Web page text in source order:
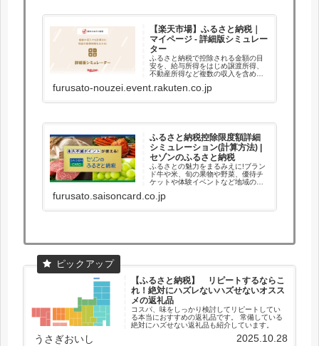
【楽天市場】ふるさと納税｜
マイページ - 詳細版シミュレー
ター
ふるさと納税で控除される金額の目
安を、給与所得をはじめ譲渡所得、
不動産所得など複数の収入を含めて
療費控除、住宅ローン控除など含め
furusato-nouzei.event.rakuten.co.jp
ふるさと納税控除限度額詳細
シミュレーション(計算方法) |
セゾンのふるさと納税
ふるさとの魅力をまるみえに!ブラン
ド牛や米、旬の果物や野菜、優待チ
ケットや体験イベントなど地域の特
随時更新中!初めての方にもわかりや
furusato.saisoncard.co.jp
【ふるさと納税】 リピートするならこ
れ！絶対にハズレないハズせないオスス
メの返礼品
コスパ、味をしっかり検討してリピートしてい
る本当におすすめの返礼品です。 常備している
絶対にハズせない返礼品も紹介しています。
うさぎおいし 2025.10.28